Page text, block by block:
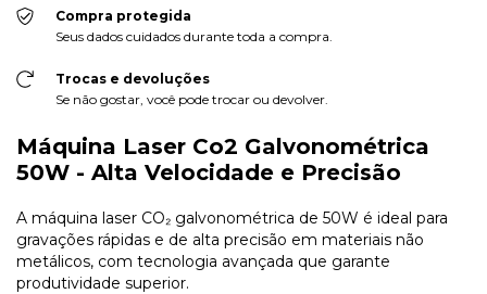
Compra protegida
Seus dados cuidados durante toda a compra.
Trocas e devoluções
Se não gostar, você pode trocar ou devolver.
Máquina Laser Co2 Galvonométrica
50W - Alta Velocidade e Precisão
A máquina laser CO₂ galvonométrica de 50W é ideal para
gravações rápidas e de alta precisão em materiais não
metálicos, com tecnologia avançada que garante
produtividade superior.